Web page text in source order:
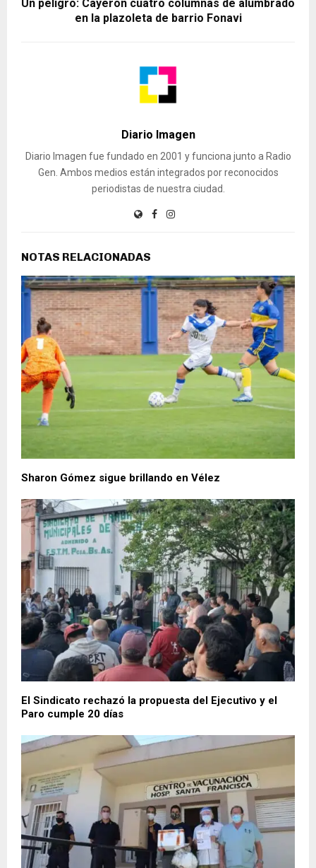
Un peligro: Cayeron cuatro columnas de alumbrado
en la plazoleta de barrio Fonavi
Diario Imagen
Diario Imagen fue fundado en 2001 y funciona junto a Radio
Gen. Ambos medios están integrados por reconocidos
periodistas de nuestra ciudad.
NOTAS RELACIONADAS
Sharon Gómez sigue brillando en Vélez
El Sindicato rechazó la propuesta del Ejecutivo y el
Paro cumple 20 días